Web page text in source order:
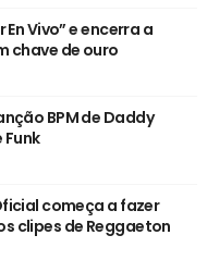
En Vivo” e encerra a
chave de ouro
BPM de Daddy
começa a fazer
clipes de Reggaeton